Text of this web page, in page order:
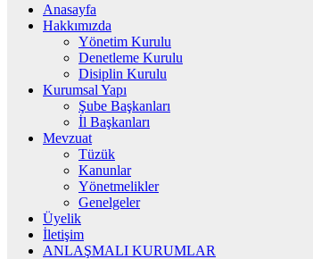
Anasayfa
Hakkımızda
Yönetim Kurulu
Denetleme Kurulu
Disiplin Kurulu
Kurumsal Yapı
Şube Başkanları
İl Başkanları
Mevzuat
Tüzük
Kanunlar
Yönetmelikler
Genelgeler
Üyelik
İletişim
ANLAŞMALI KURUMLAR